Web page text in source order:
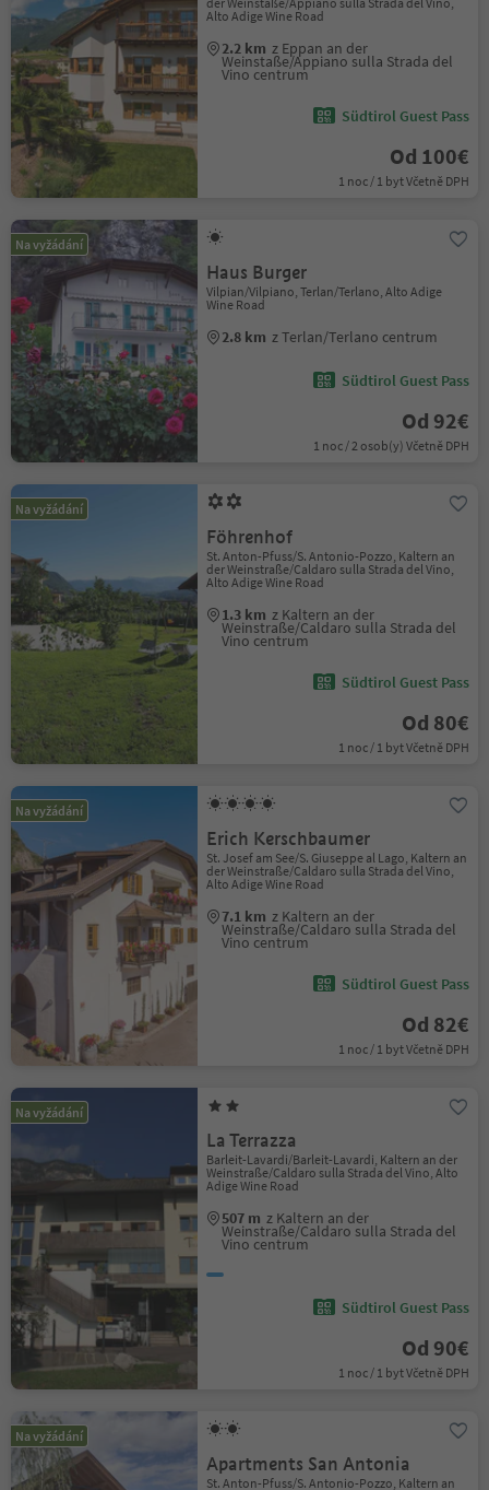
Alto Adige Wine Road
2.2 km z Eppan an der
Weinstaße/Appiano sulla Strada del
Vino centrum
Südtirol Guest Pass
Od 100€
1 noc / 1 byt Včetně DPH
Na vyžádání
Haus Burger
Vilpian/Vilpiano, Terlan/Terlano, Alto Adige
Wine Road
2.8 km z Terlan/Terlano centrum
Südtirol Guest Pass
Od 92€
1 noc / 2 osob(y) Včetně DPH
Na vyžádání
Föhrenhof
St. Anton-Pfuss/S. Antonio-Pozzo, Kaltern an
der Weinstraße/Caldaro sulla Strada del Vino,
Alto Adige Wine Road
1.3 km z Kaltern an der
Weinstraße/Caldaro sulla Strada del
Vino centrum
Südtirol Guest Pass
Od 80€
1 noc / 1 byt Včetně DPH
Na vyžádání
Erich Kerschbaumer
St. Josef am See/S. Giuseppe al Lago, Kaltern an
der Weinstraße/Caldaro sulla Strada del Vino,
Alto Adige Wine Road
7.1 km z Kaltern an der
Weinstraße/Caldaro sulla Strada del
Vino centrum
Südtirol Guest Pass
Od 82€
1 noc / 1 byt Včetně DPH
Na vyžádání
La Terrazza
Barleit-Lavardi/Barleit-Lavardi, Kaltern an der
Weinstraße/Caldaro sulla Strada del Vino, Alto
Adige Wine Road
507 m z Kaltern an der
Weinstraße/Caldaro sulla Strada del
Vino centrum
Südtirol Guest Pass
Od 90€
1 noc / 1 byt Včetně DPH
Na vyžádání
Apartments San Antonia
St. Anton-Pfuss/S. Antonio-Pozzo, Kaltern an